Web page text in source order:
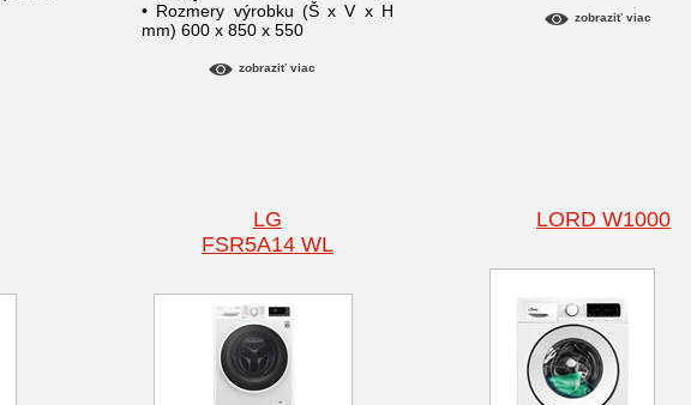
• Rozmery výrobku (Š x V x H
mm) 600 x 850 x 550
zobraziť viac
zobraziť viac
LG
FSR5A14 WL
LORD W1000